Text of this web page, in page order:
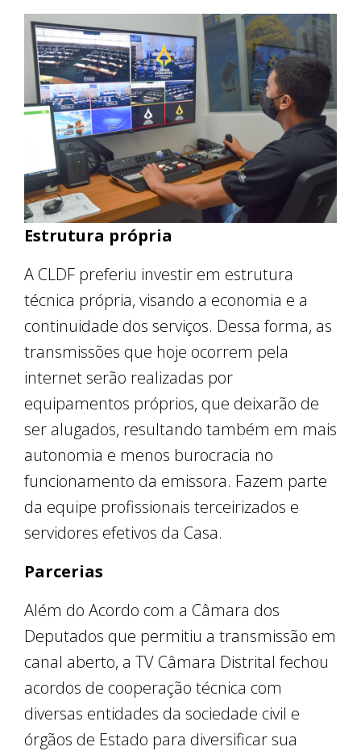
Estrutura própria
A CLDF preferiu investir em estrutura
técnica própria, visando a economia e a
continuidade dos serviços. Dessa forma, as
transmissões que hoje ocorrem pela
internet serão realizadas por
equipamentos próprios, que deixarão de
ser alugados, resultando também em mais
autonomia e menos burocracia no
funcionamento da emissora. Fazem parte
da equipe profissionais terceirizados e
servidores efetivos da Casa.
Parcerias
Além do Acordo com a Câmara dos
Deputados que permitiu a transmissão em
canal aberto, a TV Câmara Distrital fechou
acordos de cooperação técnica com
diversas entidades da sociedade civil e
órgãos de Estado para diversificar sua